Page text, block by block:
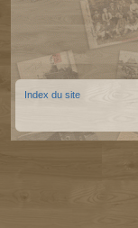
Index du site